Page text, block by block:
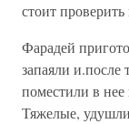
стоит
Фарадей
запаяли и.после
поместили в
Тяжелые,